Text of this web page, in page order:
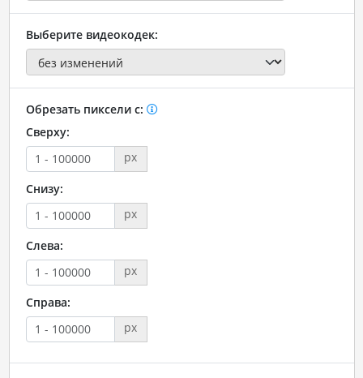
Выберите видеокодек:
Обрезать пиксели с:
Сверху:
px
Снизу:
px
Слева:
px
Справа:
px